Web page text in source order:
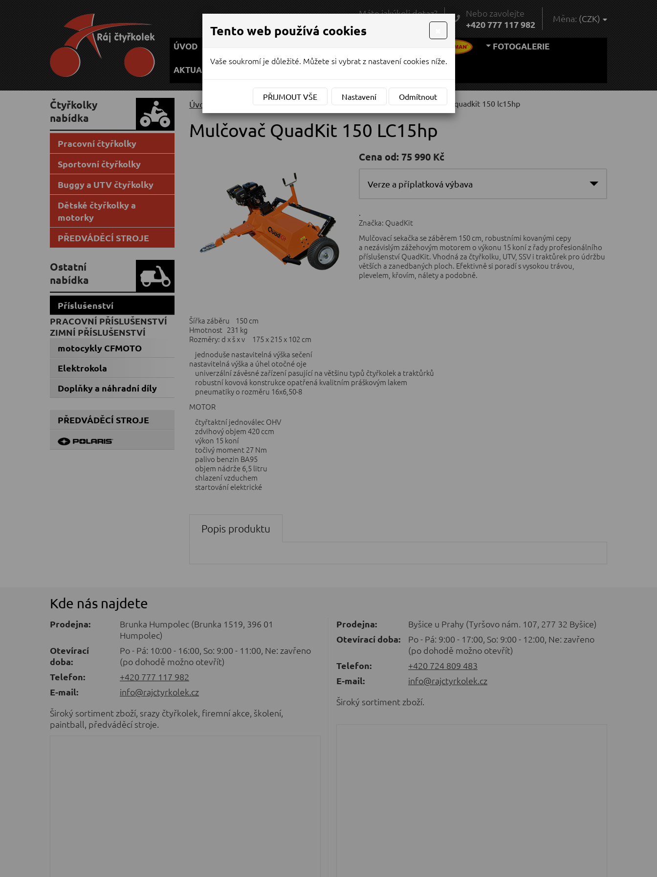
Máte jakýkoli dotaz?
Nebo zavolejte
+420 777 117 982
Měna: (CZK)
ÚVOD FOTOGALERIE
AKTUALITY
Čtyřkolky
nabídka
Pracovní čtyřkolky
Sportovní čtyřkolky
Buggy a UTV čtyřkolky
Dětské čtyřkolky a
motorky
PŘEDVÁDĚCÍ STROJE
Ostatní
nabídka
Příslušenství
PRACOVNÍ PŘÍSLUŠENSTVÍ
ZIMNÍ PŘÍSLUŠENSTVÍ
motocykly CFMOTO
Elektrokola
Doplňky a náhradní díly
PŘEDVÁDĚCÍ STROJE
úvodní stránka » ostatní nabídka » příslušenství » mulčovač quadkit 150 lc15hp
Mulčovač QuadKit 150 LC15hp
Cena od: 75 990 Kč
Verze a příplatková výbava
.
Značka: QuadKit
Mulčovací sekačka se záběrem 150 cm, robustními kovanými cepy
a nezávislým zážehovým motorem o výkonu 15 koní z řady profesionálního
příslušenství QuadKit. Vhodná za čtyřkolku, UTV, SSV i traktůrek pro údržbu
větších a zanedbaných ploch. Efektivně si poradí s vysokou trávou,
plevelem, křovím, nálety a podobně.
Šířka záběru 150 cm
Hmotnost 231 kg
Rozměry: d x š x v 175 x 215 x 102 cm
jednoduše nastavitelná výška sečení
nastavitelná výška a úhel otočné oje
univerzální závěsné zařízení pasující na většinu typů čtyřkolek a traktůrků
robustní kovová konstrukce opatřená kvalitním práškovým lakem
pneumatiky o rozměru 16x6,50-8
MOTOR
čtyřtaktní jednoválec OHV
zdvihový objem 420 ccm
výkon 15 koní
točivý moment 27 Nm
palivo benzin BA95
objem nádrže 6,5 litru
chlazení vzduchem
startování elektrické
Popis produktu
Kde nás najdete
Prodejna:
Brunka Humpolec (Brunka 1519, 396 01
Humpolec)
Otevírací
doba:
Po - Pá: 10:00 - 16:00, So: 9:00 - 11:00, Ne: zavřeno
(po dohodě možno otevřít)
Telefon:
+420 777 117 982
E-mail:
info@rajctyrkolek.cz
Široký sortiment zboží, srazy čtyřkolek, firemní akce, školení,
paintball, předváděcí stroje.
Prodejna:
Byšice u Prahy (Tyršovo nám. 107, 277 32 Byšice)
Otevírací doba:
Po - Pá: 9:00 - 17:00, So: 9:00 - 12:00, Ne: zavřeno
(po dohodě možno otevřít)
Telefon:
+420 724 809 483
E-mail:
info@rajctyrkolek.cz
Široký sortiment zboží.
Tento web používá cookies
Vaše soukromí je důležité. Můžete si vybrat z nastavení cookies níže.
PŘIJMOUT VŠE Nastavení Odmítnout